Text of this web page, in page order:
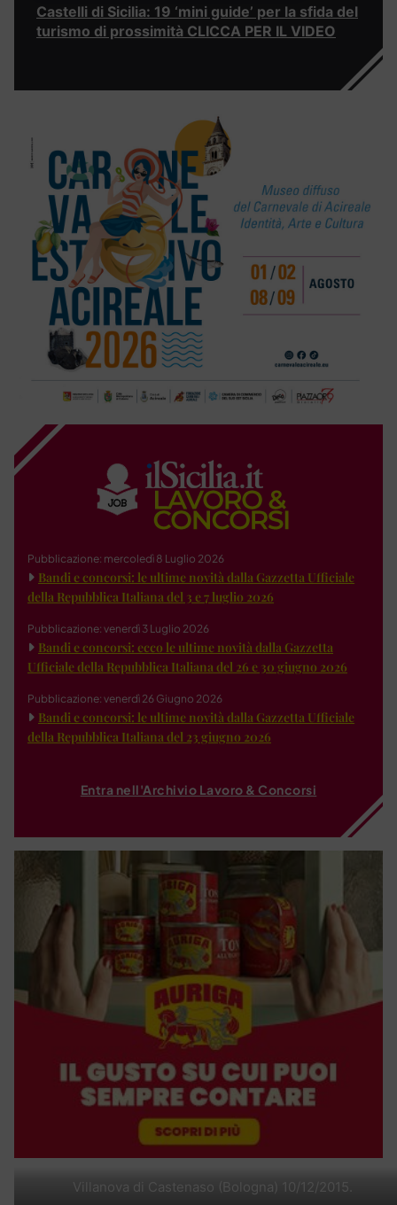
Villanova di Castenaso (Bologna) 10/12/2015.
Castelli di Sicilia: 19 ‘mini guide’ per la sfida del
turismo di prossimità CLICCA PER IL VIDEO
Pubblicazione: mercoledì 8 Luglio 2026
Bandi e concorsi: le ultime novità dalla Gazzetta Ufficiale
della Repubblica Italiana del 3 e 7 luglio 2026
Pubblicazione: venerdì 3 Luglio 2026
Bandi e concorsi: ecco le ultime novità dalla Gazzetta
Ufficiale della Repubblica Italiana del 26 e 30 giugno 2026
Pubblicazione: venerdì 26 Giugno 2026
Bandi e concorsi: le ultime novità dalla Gazzetta Ufficiale
della Repubblica Italiana del 23 giugno 2026
Entra nell'Archivio Lavoro & Concorsi